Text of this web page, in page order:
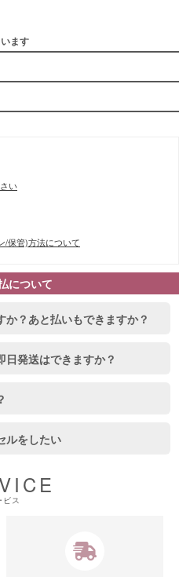
ます
い
/保管)方法について
について
？あと払いもできますか？
発送はできますか？
ルをしたい
ビス